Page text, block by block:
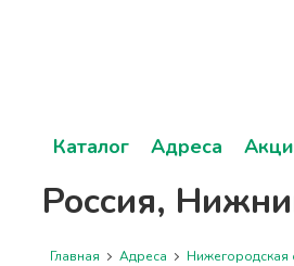
Каталог Адреса
Россия,
Главная Адреса Нижегородская